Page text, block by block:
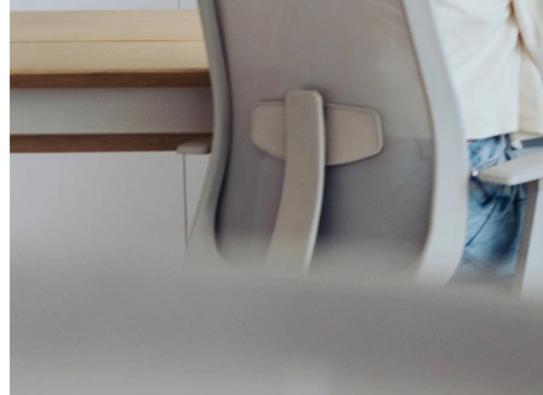
Política de Prevenção à Lavagem de Dinheiro
Política de Privacidade
Política de Segurança da Informação
Relatório de Transparência Salarial
Regulamento do Arranjo PAT
Soluções
Gestão de VT
Soluções de Pagamentos